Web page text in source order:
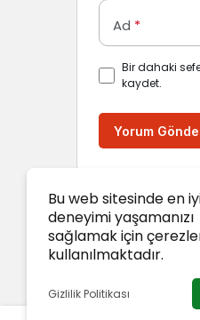
Ad *
Bir dahaki
kaydet.
Yorum
Haberler
Van
Bu web sitesinde en
deneyimi yaşamanızı
sağlamak için
kullanılmaktadır.
Gizlilik Politikası